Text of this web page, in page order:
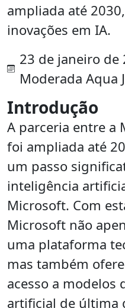
ampliada até
inovações em IA.
23 de janeiro de
Moderada Aqua
Introdução
A parceria entre a
foi ampliada até
um passo
inteligência
Microsoft. Com
Microsoft não
uma plataforma
mas também
acesso a modelos
artificial de última